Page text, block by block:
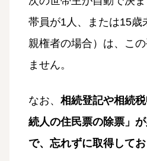
帯員が1人、または15歳
親権者の場合）は、こ
ません。
なお、 相続登記や相続
続人の住民票の除票」
で、忘れずに取得してお